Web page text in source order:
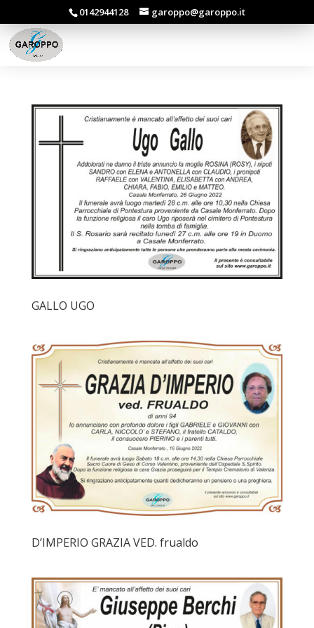
0142944128 garoppo@garoppo.it
GALLO UGO
D’IMPERIO GRAZIA VED. frualdo